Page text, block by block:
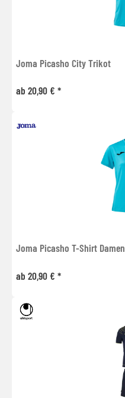
Joma Picasho City Trikot
ab 20,90 € *
Joma Picasho T-Shirt Damen
ab 20,90 € *